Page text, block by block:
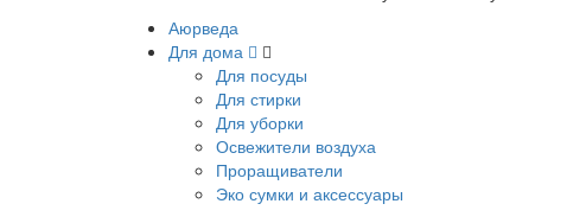
Аюрведа
Для дома
Для посуды
Для стирки
Для уборки
Освежители воздуха
Проращиватели
Эко сумки и аксессуары